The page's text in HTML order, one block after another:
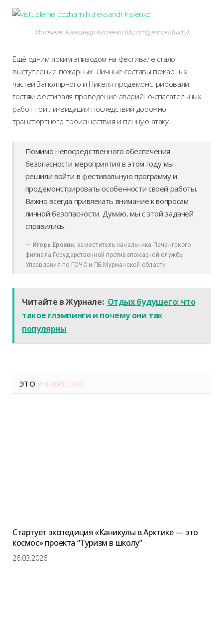
Источник:Александр Кисленко (vk.com/gastroindustry)
Ещё одним ярким эпизодом на фестивале стало
выступление пожарных. Личные составы пожарных
частей Заполярного и Никеля продемонстрировали
гостям фестиваля проведение аварийно-спасательных
работ при ликвидации последствий дорожно-
транспортного происшествия и пенную атаку.
Помимо непосредственного обеспечения
безопасности мероприятия в этом году мы
решили войти в фестивальную программу и
продемонстрировать особенности своей работы.
Важно всегда привлекать внимание к вопросам
личной безопасности. Думаю, мы с этой задачей
справились.
Игорь Ерохин, заместитель начальника Печенгского
филиала Государственной противопожарной службы
Управления по ГОЧС и ПБ Мурманской области.
Читайте в Журнале: Отдых будущего: что
такое глэмпинги и почему они так
популярны
ЭТО ИНТЕРЕСНО
Стартует экспедиция «Каникулы в Арктике — это
космос» проекта “Туризм в школу”
26.03.2026